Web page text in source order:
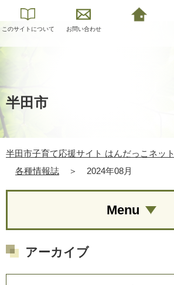
このサイトについて お問い合わせ
半田市
半田市子育て応援サイト はんだっこネット
各種情報誌
＞ 2024年08月
Menu
アーカイブ